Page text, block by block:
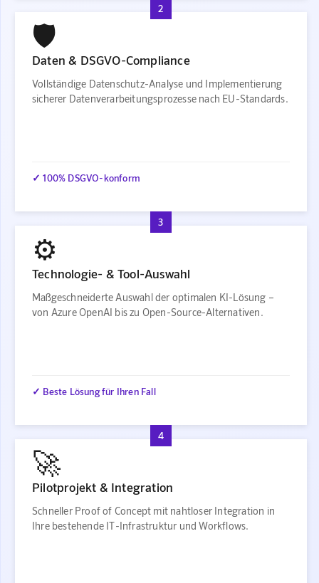
2
🛡️
Daten & DSGVO-Compliance
Vollständige Datenschutz-Analyse und Implementierung
sicherer Datenverarbeitungsprozesse nach EU-Standards.
✓ 100% DSGVO-konform
3
⚙️
Technologie- & Tool-Auswahl
Maßgeschneiderte Auswahl der optimalen KI-Lösung –
von Azure OpenAI bis zu Open-Source-Alternativen.
✓ Beste Lösung für Ihren Fall
4
🚀
Pilotprojekt & Integration
Schneller Proof of Concept mit nahtloser Integration in
Ihre bestehende IT-Infrastruktur und Workflows.